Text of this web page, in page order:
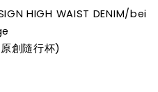
HIGH WAIST DENIM/bei
創隨行杯)